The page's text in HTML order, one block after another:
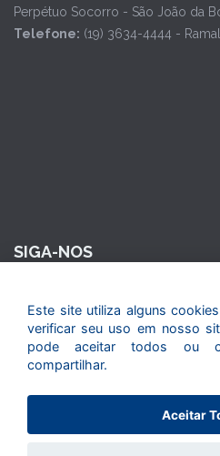
Perpétuo Socorro - São João da
Telefone: (19) 3634-4444 -
SIGA-NOS
© 2015. Todos os direitos
em tudo o
Este site utiliza alguns
verificar seu uso em nosso
pode aceitar todos ou
compartilhar.
Aceitar